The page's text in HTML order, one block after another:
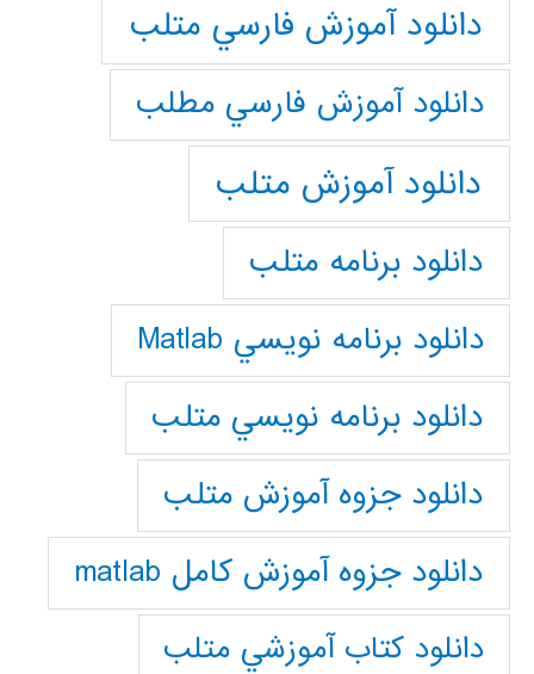
دانلود آموزش فارسي متلب
دانلود آموزش فارسي مطلب
دانلود آموزش متلب
دانلود برنامه متلب
دانلود برنامه نويسي Matlab
دانلود برنامه نويسي متلب
دانلود جزوه آموزش متلب
دانلود جزوه آموزش کامل matlab
دانلود كتاب آموزشي متلب